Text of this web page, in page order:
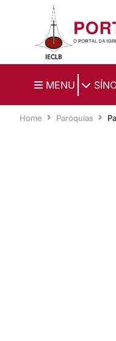
Ir para o conteúdo
MENU
Home Paróquias